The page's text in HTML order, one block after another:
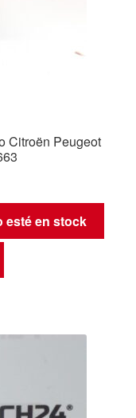
Citroën Peugeot
esté en stock